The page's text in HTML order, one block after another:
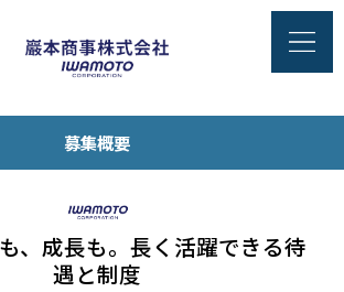
募集概要
、成長も。長く活躍できる待
遇と制度